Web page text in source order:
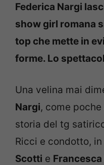
Federica Nargi
show girl romana
top che mette in
forme. Lo
Una velina mai
Nargi, come
storia del tg
Ricci e condotto,
Scotti e